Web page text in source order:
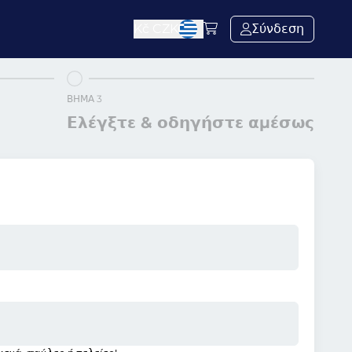
Σύνδεση
ΒΉΜΑ 3
Ελέγξτε & οδηγήστε αμέσως